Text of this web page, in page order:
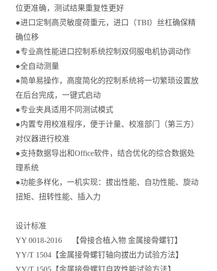
位更准确，测试结果重复性更好
●进口定制高灵敏度荷重元，进口（TBI）丝杠确保精
确位移
●专业高性能进口控制系统控制双伺服电机协调动作
●全自动测量
●简单易操作，高度简化的控制系统将一切繁琐设置放
在后台完成，一键式启动
●专业夹具适用不同测试模式
●内置专用校准程序，便于计量、校准部门（第三方）
对仪器进行校准
●支持数据导出和Office软件，结合优化的综合数据处
理系统
●功能多样化，一机实现：拔出性能、自功性能、旋动
扭矩、扭转性能、插入力
设计标准
YY 0018-2016 【骨接合植入物 金属接骨螺钉】
YY/T 1504 【金属接骨螺钉轴向拔出力试验方法】
YY/T 1505 【金属接骨螺钉自攻性能试验方法】